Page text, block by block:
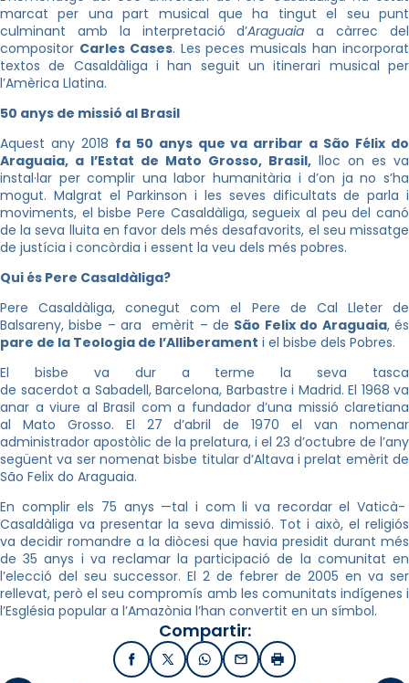
marcat per una part musical que ha tingut el seu punt
culminant amb la interpretació d’Araguaia a càrrec del
compositor Carles Cases. Les peces musicals han incorporat
textos de Casaldàliga i han seguit un itinerari musical per
l’Amèrica Llatina.
50 anys de missió al Brasil
Aquest any 2018 fa 50 anys que va arribar a São Félix do
Araguaia, a l’Estat de Mato Grosso, Brasil, lloc on es va
instal·lar per complir una labor humanitària i d’on ja no s’ha
mogut. Malgrat el Parkinson i les seves dificultats de parla i
moviments, el bisbe Pere Casaldàliga, segueix al peu del canó
de la seva lluita en favor dels més desafavorits, el seu missatge
de justícia i concòrdia i essent la veu dels més pobres.
Qui és Pere Casaldàliga?
Pere Casaldàliga, conegut com el Pere de Cal Lleter de
Balsareny, bisbe – ara emèrit – de São Felix do Araguaia, és
pare de la Teologia de l’Alliberament i el bisbe dels Pobres.
El bisbe va dur a terme la seva tasca
de sacerdot a Sabadell, Barcelona, Barbastre i Madrid. El 1968 va
anar a viure al Brasil com a fundador d’una missió claretiana
al Mato Grosso. El 27 d’abril de 1970 el van nomenar
administrador apostòlic de la prelatura, i el 23 d’octubre de l’any
següent va ser nomenat bisbe titular d’Altava i prelat emèrit de
São Felix do Araguaia.
En complir els 75 anys —tal i com li va recordar el Vaticà-
Casaldàliga va presentar la seva dimissió. Tot i això, el religiós
va decidir romandre a la diòcesi que havia presidit durant més
de 35 anys i va reclamar la participació de la comunitat en
l’elecció del seu successor. El 2 de febrer de 2005 en va ser
rellevat, però el seu compromís amb les comunitats indígenes i
l’Església popular a l’Amazònia l’han convertit en un símbol.
Compartir:
FacebookX / TwitterWhatsApp
EmailImprimir